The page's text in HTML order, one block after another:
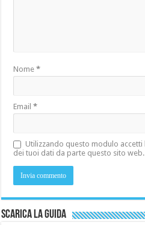
Nome*
Email*
Utilizzando questo modulo
dei tuoi dati da parte questo sito
Scarica la Guida